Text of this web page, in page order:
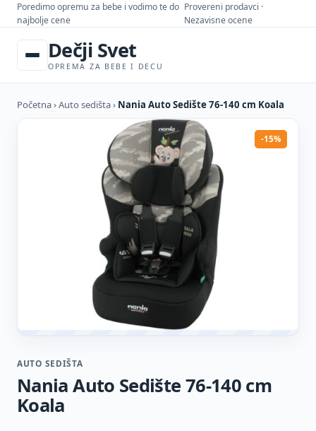
Poredimo opremu za bebe i vodimo te do
najbolje cene
Provereni prodavci ·
Nezavisne ocene
Dečji Svet
OPREMA ZA BEBE I DECU
Početna›Auto sedišta› Nania Auto Sedište 76-140 cm Koala
-15%
AUTO SEDIŠTA
Nania Auto Sedište 76-140 cm
Koala